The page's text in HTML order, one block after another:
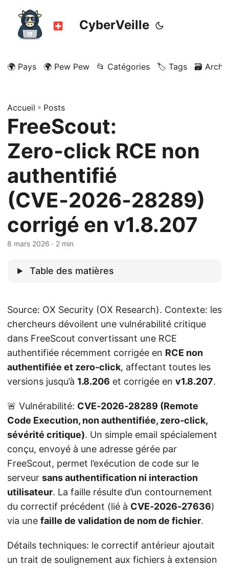
CyberVeille
🌍 Pays 🌍 Pew Pew 📂 Catégories 🏷️ Tags 🗃️
Accueil » Posts
FreeScout:
Zero‑click RCE non
authentifié
(CVE‑2026‑28289)
corrigé en v1.8.207
8 mars 2026 · 2 min
Table des matières
Source: OX Security (OX Research). Contexte: les
chercheurs dévoilent une vulnérabilité critique
dans FreeScout convertissant une RCE
authentifiée récemment corrigée en RCE non
authentifiée et zero‑click, affectant toutes les
versions jusqu’à 1.8.206 et corrigée en v1.8.207.
🚨 Vulnérabilité: CVE‑2026‑28289 (Remote
Code Execution, non authentifiée, zero‑click,
sévérité critique). Un simple email spécialement
conçu, envoyé à une adresse gérée par
FreeScout, permet l’exécution de code sur le
serveur sans authentification ni interaction
utilisateur. La faille résulte d’un contournement
du correctif précédent (lié à CVE‑2026‑27636)
via une faille de validation de nom de fichier.
Détails techniques: le correctif antérieur ajoutait
un trait de soulignement aux fichiers à extension